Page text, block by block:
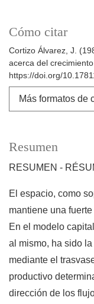
Cómo citar
Cortizo Álvarez, J.
acerca del
https://doi.org/
Más formatos de
Resumen
RESUMEN -
El espacio, como
mantiene una
En el modelo
al mismo, ha sido
mediante el
productivo
dirección de los